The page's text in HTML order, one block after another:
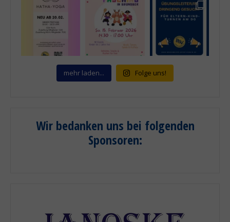
mehr laden... Folge uns!
Wir bedanken uns bei folgenden
Sponsoren: